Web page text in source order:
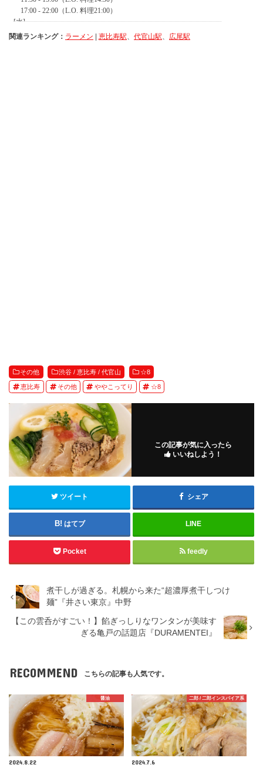
関連ランキング： ラーメン | 恵比寿駅 代官山駅 広尾駅
その他 渋谷 / 恵比寿 / 代官山 ☆8
恵比寿 その他 ややこってり ☆8
この記事が気に入ったら
いいねしよう！
ツイート シェア
はてブ LINE
Pocket feedly
煮干しが過ぎる。札幌から来た“超濃厚煮干しつけ
麺”『井さい東京』中野
【この雲呑がすごい！】餡ぎっしりなワンタンが美味す
ぎる亀戸の話題店『DURAMENTEI』
RECOMMEND こちらの記事も人気です。
醤油
2024.8.22
二郎 / 二郎インスパイア系
2024.7.6